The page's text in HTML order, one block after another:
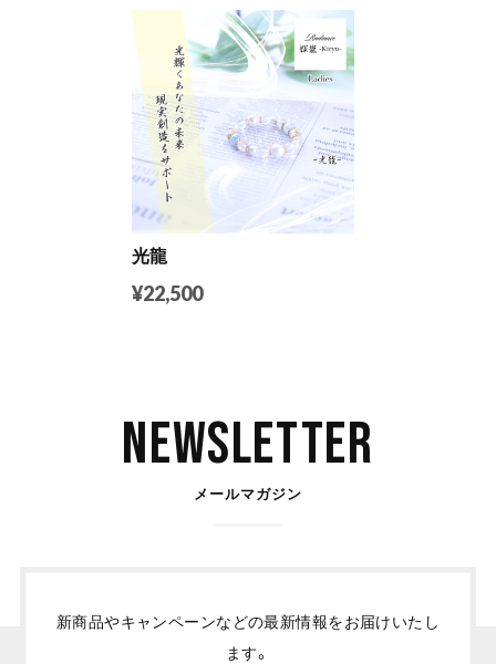
光龍
¥22,500
Newsletter
メールマガジン
新商品やキャンペーンなどの最新情報をお届けいたし
ます。